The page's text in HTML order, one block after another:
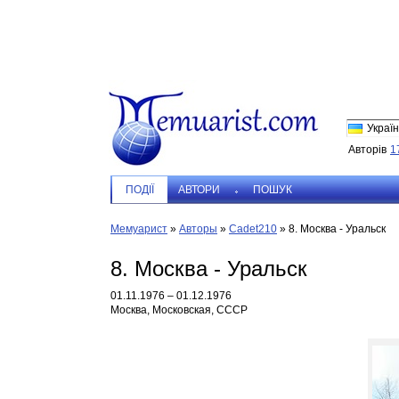
Авторів
ПОДIЇ АВТОРИ ПОШУК
Мемуарист » Авторы » Cadet210 » 8. Москва - Уральск
8. Москва - Уральск
01.11.1976 – 01.12.1976
Москва, Московская, СССР